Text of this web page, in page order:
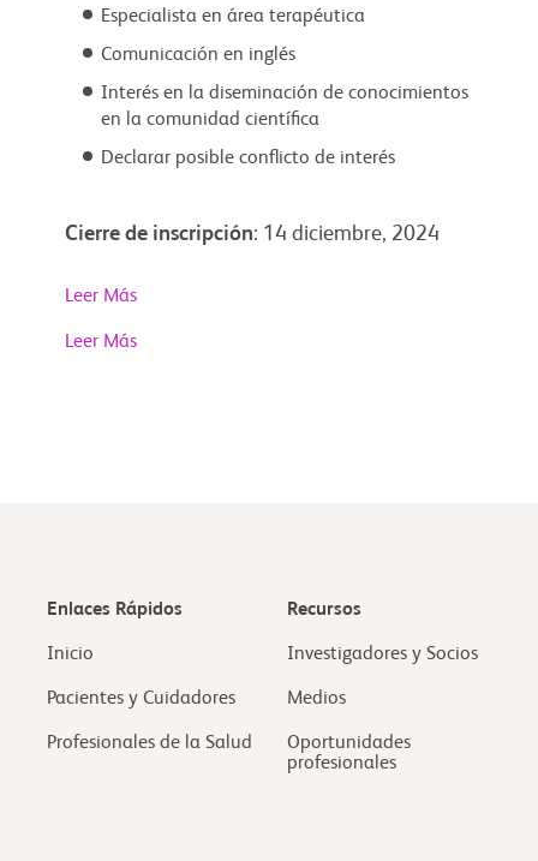
Especialista en área terapéutica
Comunicación en inglés
Interés en la diseminación de conocimientos
en la comunidad científica
Declarar posible conflicto de interés
Cierre de inscripción: 14 diciembre, 2024
Leer Más
Leer Más
Enlaces Rápidos
Inicio
Pacientes y Cuidadores
Profesionales de la Salud
Recursos
Investigadores y Socios
Medios
Oportunidades
profesionales